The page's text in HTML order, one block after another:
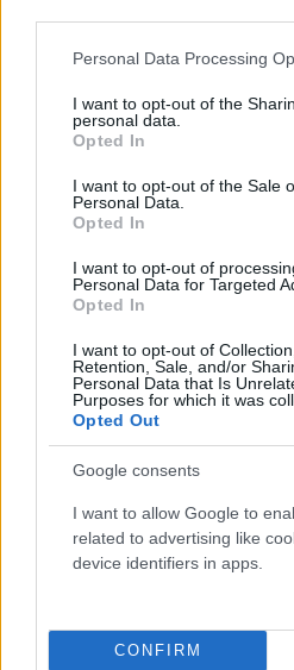
Please note that this website/app
not limited to your visit or usage
grant or deny consent to Google
use your data for below specified
consent section.
Personal Data Processing
I want to opt-out of the
personal data.
Opted In
I want to opt-out of the Sale
Personal Data.
Opted In
I want to opt-out of
Personal Data for Targeted
Opted In
I want to opt-out of
Retention, Sale, and/or
Personal Data that Is
Purposes for which it was
Opted Out
Google consents
I want to allow Google to
related to advertising like
device identifiers in apps.
CONFIRM
πολιτικών που
υγείας, οι συνοδοί
πλήρη φροντίδα των
ασθενείς – συνοδούς σε
μεταξύ τους“.
Το Δ.Σ του νοσοκομείου
γενική συνέλευση στην
χρήσεων του Γενικού
θέμα: Περιστατικά βίας,
υποστελέχωση και